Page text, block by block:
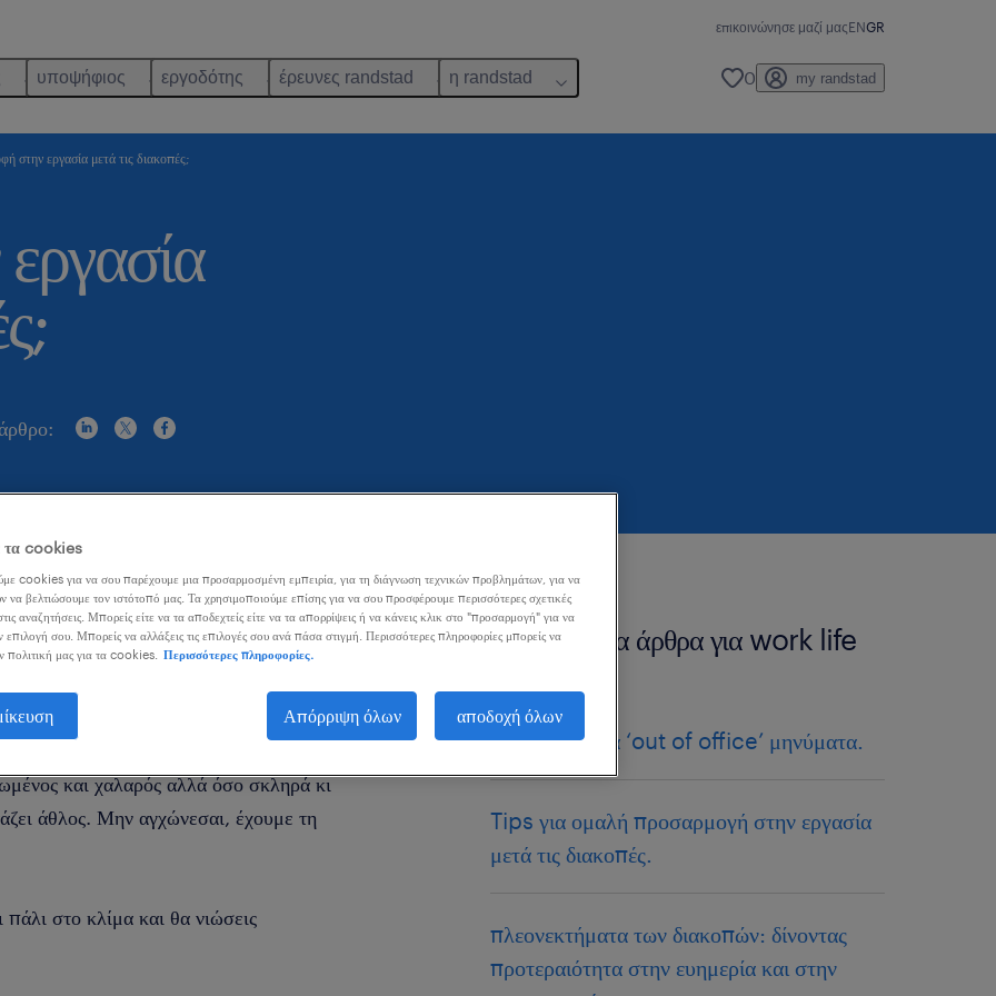
επικοινώνησε μαζί μαςENGR
υποψήφιος εργοδότης έρευνες randstad η randstad 0 my randstad
στην εργασία μετά τις διακοπές;
αυτά τα tips θα σε βοηθήσουν
και οι καλοκαιρινές διακοπές.Το
λίγο χρόνο με τα αγαπημένα σου
και χαλαρός αλλά όσο σκληρά κι
άθλος. Μην αγχώνεσαι, έχουμε τη
στο κλίμα και θα νιώσεις
περισσότερα άρθρα για work life
τα 6 καλύτερα ‘out of office’ μηνύματα.
Tips για ομαλή προσαρμογή στην εργασία
μετά τις διακοπές.
πλεονεκτήματα των διακοπών: δίνοντας
προτεραιότητα στην ευημερία και στην
τα cookies
cookies για να σου παρέχουμε μια προσαρμοσμένη εμπειρία, για τη διάγνωση τεχνικών προβλημάτων, για να
να βελτιώσουμε τον ιστότοπό μας. Τα χρησιμοποιούμε επίσης για να σου προσφέρουμε περισσότερες σχετικές
αναζητήσεις. Μπορείς είτε να τα αποδεχτείς είτε να τα απορρίψεις ή να κάνεις κλικ στο "προσαρμογή" για να
επιλογή σου. Μπορείς να αλλάξεις τις επιλογές σου ανά πάσα στιγμή. Περισσότερες πληροφορίες μπορείς να
πολιτική μας για τα cookies.
Περισσότερες πληροφορίες.
Απόρριψη όλων αποδοχή όλων